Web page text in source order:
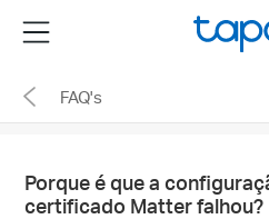
the
navigation
Menu
FAQ's
Porque é que a
certificado Matter falhou?